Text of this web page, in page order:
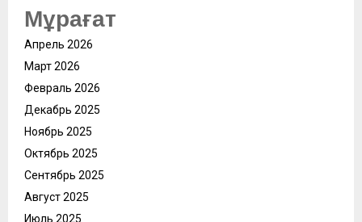
Мұрағат
Апрель 2026
Март 2026
Февраль 2026
Декабрь 2025
Ноябрь 2025
Октябрь 2025
Сентябрь 2025
Август 2025
Июль 2025